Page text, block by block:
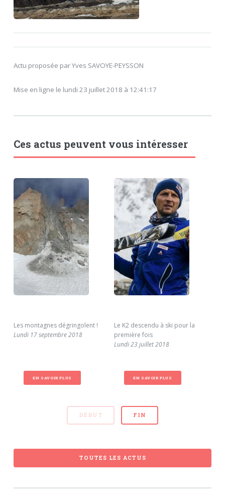
Actu proposée par Yves SAVOYE-PEYSSON
Mise en ligne le lundi 23 juillet 2018 à 12:41:17
Ces actus peuvent vous intéresser
Les montagnes dégringolent !
Lundi 17 septembre 2018
EN SAVOIR PLUS
Le K2 descendu à ski pour la
première fois
Lundi 23 juillet 2018
EN SAVOIR PLUS
DÉBUT FIN
TOUTES LES ACTUS